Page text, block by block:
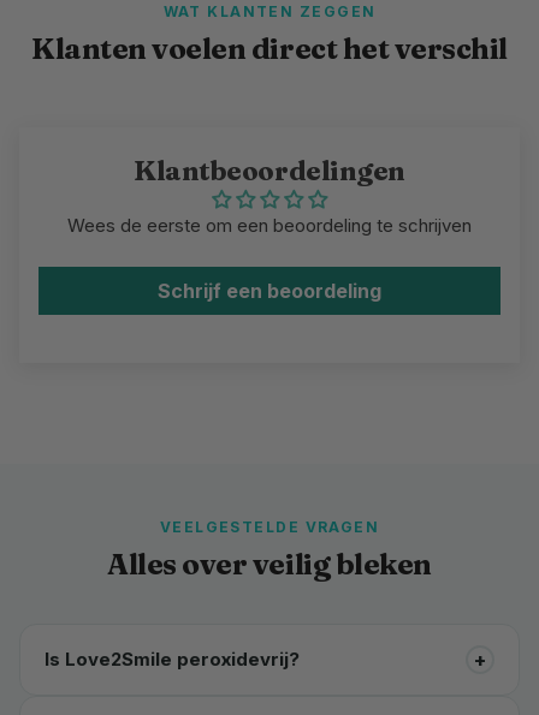
WAT KLANTEN ZEGGEN
Klanten voelen direct het verschil
Klantbeoordelingen
Wees de eerste om een beoordeling te schrijven
Schrijf een beoordeling
VEELGESTELDE VRAGEN
Alles over veilig bleken
Is Love2Smile peroxidevrij? +